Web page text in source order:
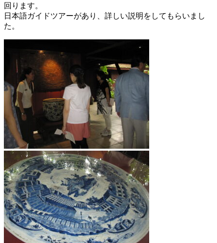
回ります。
日本語ガイドツアーがあり、詳しい説明をしてもらいまし
た。